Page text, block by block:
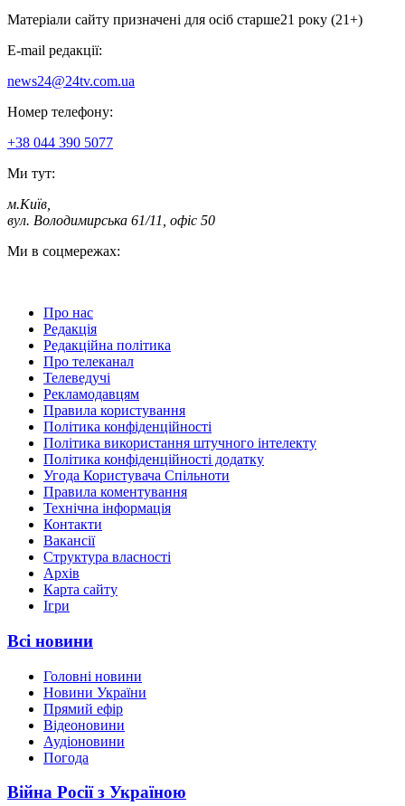
Матеріали сайту призначені для осіб старше21 року (21+)
E-mail редакції:
news24@24tv.com.ua
Номер телефону:
+38 044 390 5077
Ми тут:
м.Київ
вул. Володимирська 61/11, офіс 50
Ми в соцмережах:
Про нас
Редакція
Редакційна політика
Про телеканал
Телеведучі
Рекламодавцям
Правила користування
Політика конфіденційності
Політика використання штучного інтелекту
Політика конфіденційності додатку
Угода Користувача Спільноти
Правила коментування
Технічна інформація
Контакти
Вакансії
Структура власності
Архів
Карта сайту
Ігри
Всі новини
Головні новини
Новини України
Прямий ефір
Відеоновини
Аудіоновини
Погода
Війна Росії з Україною